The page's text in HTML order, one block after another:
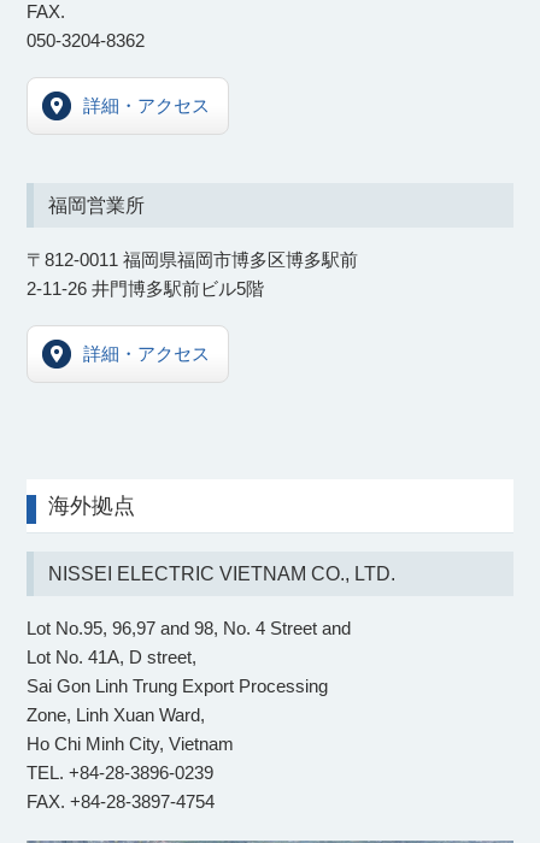
FAX.
050-3204-8362
詳細・アクセス
福岡営業所
〒812-0011 福岡県福岡市博多区博多駅前
2-11-26 井門博多駅前ビル5階
詳細・アクセス
海外拠点
NISSEI ELECTRIC VIETNAM CO., LTD.
Lot No.95, 96,97 and 98, No. 4 Street and
Lot No. 41A, D street,
Sai Gon Linh Trung Export Processing
Zone, Linh Xuan Ward,
Ho Chi Minh City, Vietnam
TEL. +84-28-3896-0239
FAX. +84-28-3897-4754